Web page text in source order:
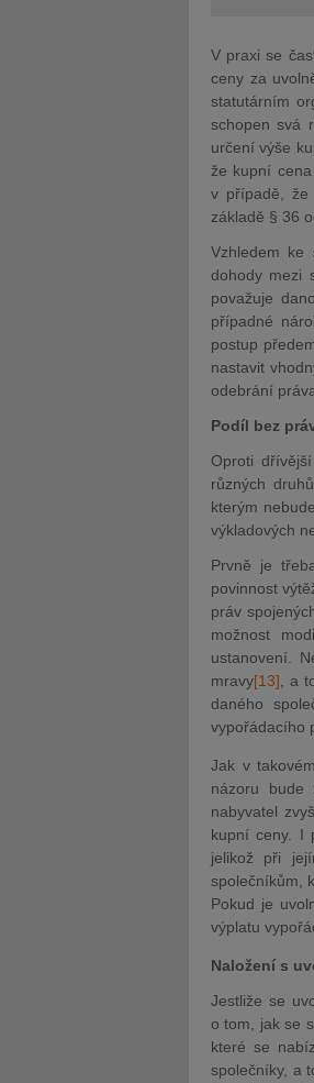
V praxi se
ceny za
statutárním
schopen svá
určení výše
že kupní
v případě, že
základě § 36
Vzhledem ke
dohody mezi
považuje
případné
postup
nastavit
odebrání
Podíl bez
Oproti
různých
kterým
výkladových
Prvně je
povinnost
práv
možnost
ustanovení.
mravy[13] , a
daného
vypořádacího
Jak v
názoru bude
nabyvatel
kupní ceny. I
jelikož při
společníkům,
Pokud je
výplatu
Naložení s
Jestliže se
o tom, jak se
které se
společníky, a